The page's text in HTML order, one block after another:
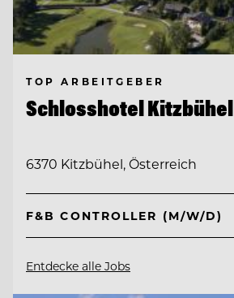
TOP ARBEITGEBER
Schlosshotel Kitzbühel
6370 Kitzbühel, Österreich
F&B CONTROLLER (M/W/D)
Entdecke alle Jobs